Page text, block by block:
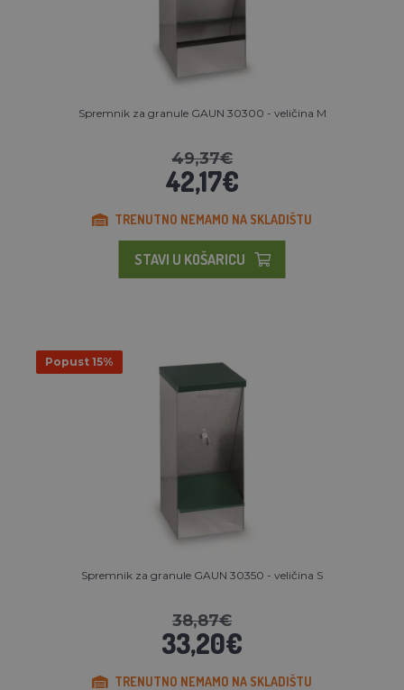
Spremnik za granule GAUN 30300 - veličina M
49,37€
42,17€
TRENUTNO NEMAMO NA SKLADIŠTU
STAVI U KOŠARICU
Popust 15%
Spremnik za granule GAUN 30350 - veličina S
38,87€
33,20€
TRENUTNO NEMAMO NA SKLADIŠTU